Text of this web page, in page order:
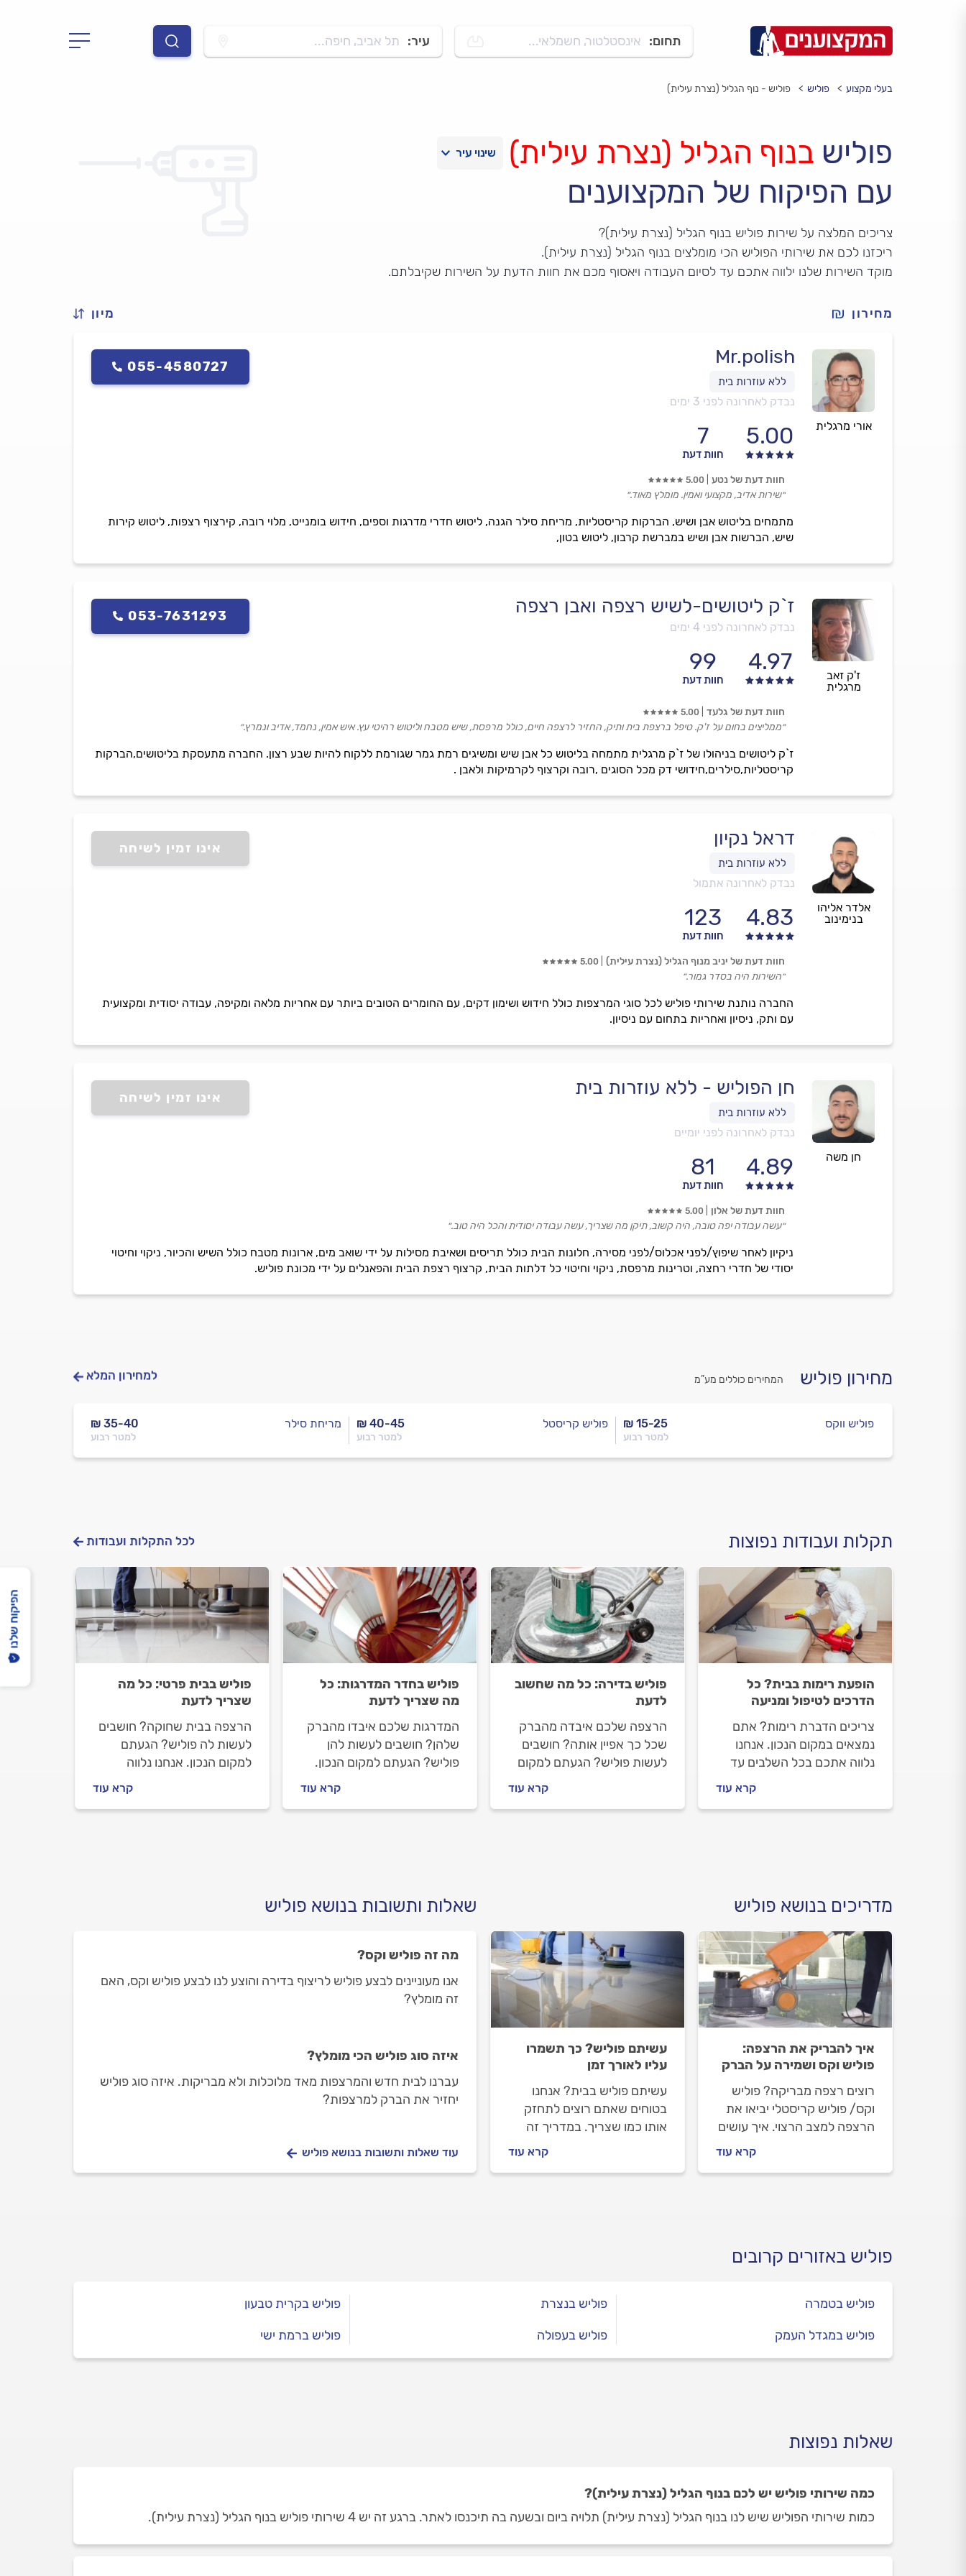
תחום: אינסטלטור, חשמלאי... עיר: תל אביב, חיפה...
בעלי מקצוע פוליש פוליש - נוף הגליל (נצרת עילית)
פוליש בנוף הגליל (נצרת עילית)
עם הפיקוח של המקצוענים
צריכים המלצה על שירות פוליש בנוף הגליל (נצרת עילית)?
ריכזנו לכם את שירותי הפוליש הכי מומלצים בנוף הגליל (נצרת עילית).
מוקד השירות שלנו ילווה אתכם עד לסיום העבודה ויאסוף מכם את חוות הדעת על השירות שקיבלתם.
מחירון מיון
אורי מרגלית
Mr.polish
נבדק לאחרונה לפני 3 ימים
5.00
7
חוות דעת
055-4580727
מתמחים בליטוש אבן ושיש, הברקות קריסטליות, מריחת סילר הגנה, ליטוש חדרי מדרגות וספים, חידוש בומנייט, מלוי רובה, קירצוף רצפות, ליטוש קירות
שיש, הברשות אבן ושיש במברשת קרבון, ליטוש בטון,
חוות דעת של נטע 5.00
״שירות אדיב, מקצועי ואמין. מומלץ מאוד.״
ז'ק זאב
מרגלית
ז`ק ליטושים-לשיש רצפה ואבן רצפה
נבדק לאחרונה לפני 4 ימים
4.97
99
חוות דעת
053-7631293
ז`ק ליטושים בניהולו של ז`ק מרגלית מתמחה בליטוש כל אבן שיש ומשיגים רמת גמר שגורמת ללקוח להיות שבע רצון. החברה מתעסקת בליטושים,הברקות
קריסטליות,סילרים,חידושי דק מכל הסוגים ,רובה וקרצוף לקרמיקות ולאבן .
חוות דעת של גלעד 5.00
״ממליצים בחום על ז'ק. טיפל ברצפת בית ותיק, החזיר לרצפה חיים, כולל מרפסת, שיש מטבח וליטוש רהיטי עץ. איש אמין, נחמד, אדיב ונמרץ.״
אלדר אליהו
בנימינוב
דראל נקיון
נבדק לאחרונה אתמול
4.83
123
חוות דעת
אינו זמין לשיחה
החברה נותנת שירותי פוליש לכל סוגי המרצפות כולל חידוש ושימון דקים, עם החומרים הטובים ביותר עם אחריות מלאה ומקיפה, עבודה יסודית ומקצועית
עם ותק, ניסיון ואחריות בתחום עם ניסיון.
חוות דעת של יניב מנוף הגליל (נצרת עילית) 5.00
״השירות היה בסדר גמור.״
חן משה
חן הפוליש - ללא עוזרות בית
נבדק לאחרונה לפני יומיים
4.89
81
חוות דעת
אינו זמין לשיחה
ניקיון לאחר שיפוץ/לפני אכלוס/לפני מסירה, חלונות הבית כולל תריסים ושאיבת מסילות על ידי שואב מים, ארונות מטבח כולל השיש והכיור, ניקוי וחיטוי
יסודי של חדרי רחצה, וטרינות מרפסת, ניקוי וחיטוי כל דלתות הבית, קרצוף רצפת הבית והפאנלים על ידי מכונת פוליש.
חוות דעת של אלון 5.00
״עשה עבודה יפה טובה, היה קשוב, תיקן מה שצריך, עשה עבודה יסודית והכל היה טוב.״
מחירון פוליש המחירים כוללים מע”מ למחירון המלא
₪ 15-25
למטר רבוע
פוליש ווקס ₪ 40-45
למטר רבוע
פוליש קריסטל ₪ 35-40
למטר רבוע
מריחת סילר
תקלות ועבודות נפוצות לכל התקלות ועבודות
הופעת רימות בבית? כל
הדרכים לטיפול ומניעה
צריכים הדברת רימות? אתם
נמצאים במקום הנכון. אנחנו
נלווה אתכם בכל השלבים עד
איך מתנהלים מול המדביר וכמה
תעלה לכם ההדברה?
קרא עוד
פוליש בדירה: כל מה שחשוב
לדעת
הרצפה שלכם איבדה מהברק
שכל כך אפיין אותה? חושבים
לעשות פוליש? הגעתם למקום
הדרך עד שהרצפה שלכם
תהיה מבריקה. מה חשוב לבדוק
קרא עוד
פוליש בחדר המדרגות: כל
מה שצריך לדעת
המדרגות שלכם איבדו מהברק
שלהן? חושבים לעשות להן
פוליש? הגעתם למקום הנכון.
שחדר המדרגות יחזור להיות
מבריק. מה חשוב לבדוק לפני
קרא עוד
פוליש בבית פרטי: כל מה
שצריך לדעת
הרצפה בבית שחוקה? חושבים
לעשות לה פוליש? הגעתם
למקום הנכון. אנחנו נלווה
בבית חזור להיות מבריק ויפה.
מה חשוב לבדוק לפני שעושים
קרא עוד
מדריכים בנושא פוליש
איך להבריק את הרצפה:
פוליש וקס ושמירה על הברק
רוצים רצפה מבריקה? פוליש
וקס/ פוליש קריסטלי יביאו את
הרצפה למצב הרצוי. איך עושים
הברק הנוצץ? המדריך לריצוף
המבריק.
קרא עוד
עשיתם פוליש? כך תשמרו
עליו לאורך זמן
עשיתם פוליש בבית? אנחנו
בטוחים שאתם רוצים לתחזק
אותו כמו שצריך. במדריך זה
רצפה שעברה פוליש, שיסייעו
לכם לשמור על מראה הרצפה
קרא עוד
שאלות ותשובות בנושא פוליש
מה זה פוליש וקס?
אנו מעוניינים לבצע פוליש לריצוף בדירה והוצע לנו לבצע פוליש וקס, האם
זה מומלץ?
איזה סוג פוליש הכי מומלץ?
עברנו לבית חדש והמרצפות מאד מלוכלות ולא מבריקות. איזה סוג פוליש
יחזיר את הברק למרצפות?
עוד שאלות ותשובות בנושא פוליש
פוליש באזורים קרובים
פוליש בטמרה
פוליש במגדל העמק
פוליש בנצרת
פוליש בעפולה
פוליש בקרית טבעון
פוליש ברמת ישי
שאלות נפוצות
כמה שירותי פוליש יש לכם בנוף הגליל (נצרת עילית)?
כמות שירותי הפוליש שיש לנו בנוף הגליל (נצרת עילית) תלויה ביום ובשעה בה תיכנסו לאתר. ברגע זה יש 4 שירותי פוליש בנוף הגליל (נצרת עילית).
הפיקוח שלנו